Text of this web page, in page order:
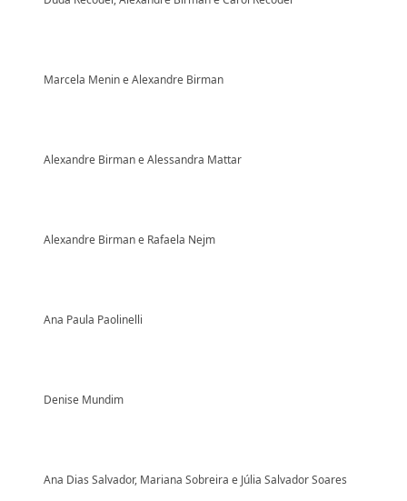
Marcela Menin e Alexandre Birman
Alexandre Birman e Alessandra Mattar
Alexandre Birman e Rafaela Nejm
Ana Paula Paolinelli
Denise Mundim
Ana Dias Salvador, Mariana Sobreira e Júlia Salvador Soares